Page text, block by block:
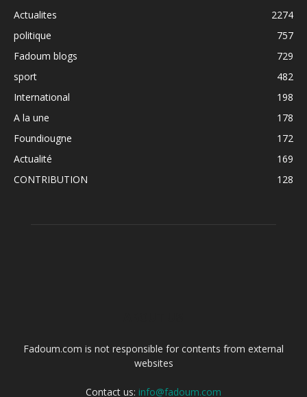
Actualites
2274
politique
757
Fadoum blogs
729
sport
482
International
198
A la une
178
Foundiougne
172
Actualité
169
CONTRIBUTION
128
Fadoum.com is not responsible for contents from external
websites
Contact us: info@fadoum.com